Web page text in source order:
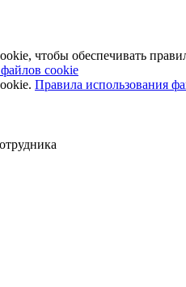
чтобы обеспечивать
cookie
Правила использования